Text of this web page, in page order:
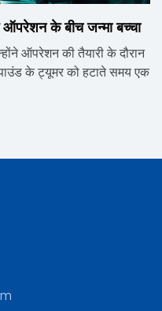
के बीच जन्मा बच्चा
ऑपरेशन की तैयारी के दौरान
के ट्यूमर को हटाते समय एक